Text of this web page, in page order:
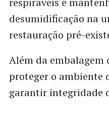
desumidificação na
restauração pré-
Além da embalagem
proteger o ambiente
garantir integridade